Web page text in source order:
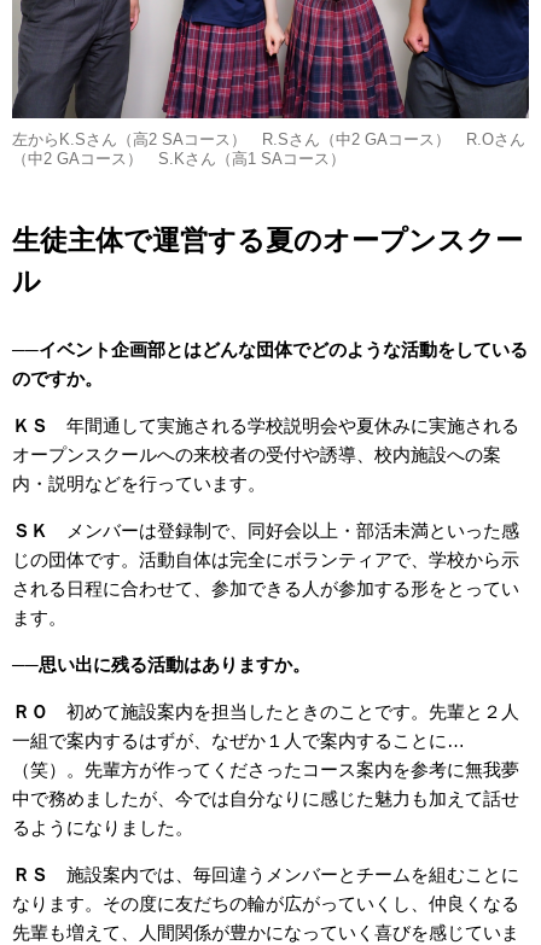
左からK.Sさん（高2 SAコース） R.Sさん（中2 GAコース） R.Oさん
（中2 GAコース） S.Kさん（高1 SAコース）
生徒主体で運営する夏のオープンスクー
ル
──イベント企画部とはどんな団体でどのような活動をしている
のですか。
ＫＳ
年間通して実施される学校説明会や夏休みに実施される
オープンスクールへの来校者の受付や誘導、校内施設への案
内・説明などを行っています。
ＳＫ
メンバーは登録制で、同好会以上・部活未満といった感
じの団体です。活動自体は完全にボランティアで、学校から示
される日程に合わせて、参加できる人が参加する形をとってい
ます。
──思い出に残る活動はありますか。
ＲＯ 初めて施設案内を担当したときのことです。先輩と２人
一組で案内するはずが、なぜか１人で案内することに…
（笑）。先輩方が作ってくださったコース案内を参考に無我夢
中で務めましたが、今では自分なりに感じた魅力も加えて話せ
るようになりました。
ＲＳ
施設案内では、毎回違うメンバーとチームを組むことに
なります。その度に友だちの輪が広がっていくし、仲良くなる
先輩も増えて、人間関係が豊かになっていく喜びを感じていま